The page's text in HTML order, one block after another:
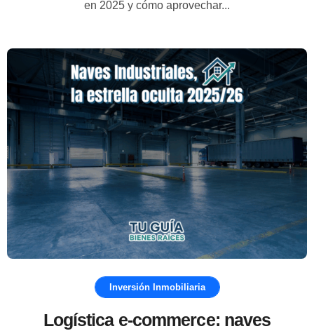
en 2025 y cómo aprovechar...
Inversión Inmobiliaria
Logística e-commerce: naves